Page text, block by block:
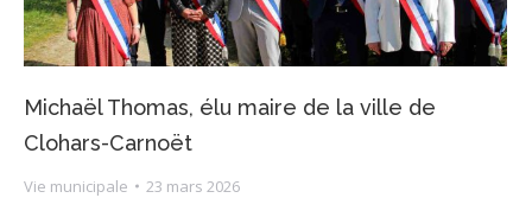
Michaël Thomas, élu maire de la ville de
Clohars-Carnoët
Vie municipale
23 mars 2026